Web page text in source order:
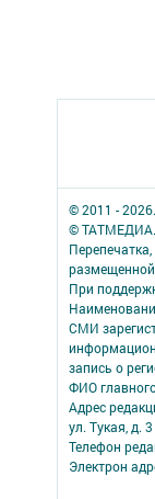
© 2011 -
© ТАТМЕДИА.
При
СМИ
запись о
ФИО
Адрес
ул. Тукая, д. 3
Телефон
Электрон